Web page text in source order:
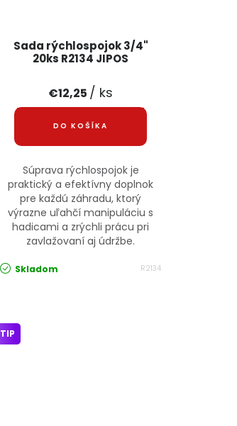
Sada rýchlospojok 3/4"
20ks R2134 JIPOS
€12,25 / ks
DO KOŠÍKA
Súprava rýchlospojok je
praktický a efektívny doplnok
pre každú záhradu, ktorý
výrazne uľahčí manipuláciu s
hadicami a zrýchli prácu pri
zavlažovaní aj údržbe.
Skladom R2134
TIP